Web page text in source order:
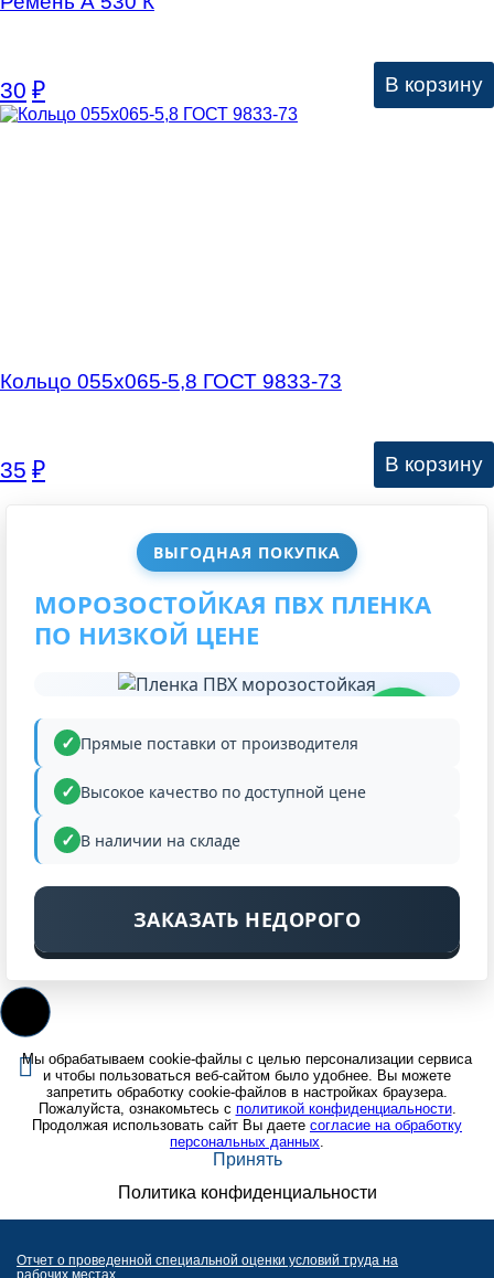
ВЫГОДНАЯ ПОКУПКА
МОРОЗОСТОЙКАЯ ПВХ ПЛЕНКА
ПО НИЗКОЙ ЦЕНЕ
Прямые поставки от производителя
Высокое качество по доступной цене
В наличии на складе
ЗАКАЗАТЬ НЕДОРОГО
30 ₽ В корзину
Кольцо 055х065-5,8 ГОСТ 9833-73
35 ₽ В корзину
Мы обрабатываем cookie-файлы с целью персонализации сервиса
и чтобы пользоваться веб-сайтом было удобнее. Вы можете
запретить обработку cookie-файлов в настройках браузера.
Пожалуйста, ознакомьтесь с политикой конфиденциальности.
Продолжая использовать сайт Вы даете согласие на обработку
персональных данных.
Принять
Политика конфиденциальности
Отчет о проведенной специальной оценки условий труда на
рабочих местах